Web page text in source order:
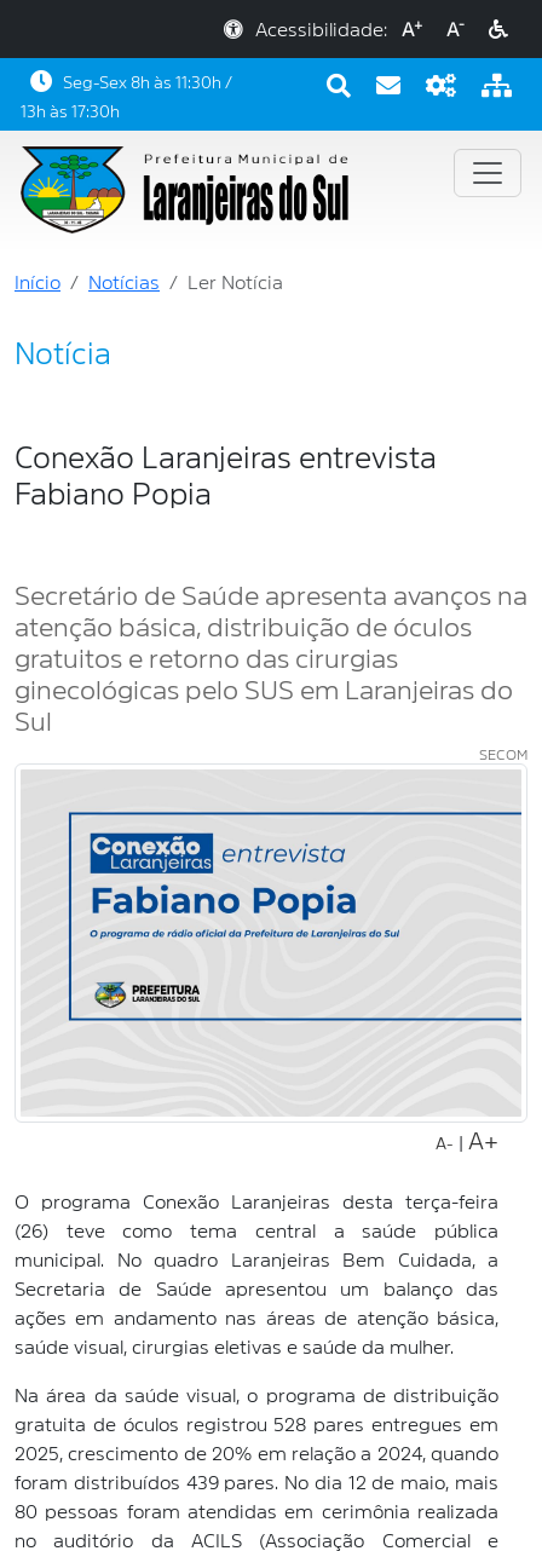
Acessibilidade: A+ A-
Seg-Sex 8h às 11:30h /
13h às 17:30h
Início Notícias Ler Notícia
Notícia
Conexão Laranjeiras entrevista
Fabiano Popia
Secretário de Saúde apresenta avanços na
atenção básica, distribuição de óculos
gratuitos e retorno das cirurgias
ginecológicas pelo SUS em Laranjeiras do
Sul
SECOM
A- A+
O programa Conexão Laranjeiras desta terça-feira
(26) teve como tema central a saúde pública
municipal. No quadro Laranjeiras Bem Cuidada, a
Secretaria de Saúde apresentou um balanço das
ações em andamento nas áreas de atenção básica,
saúde visual, cirurgias eletivas e saúde da mulher.
Na área da saúde visual, o programa de distribuição
gratuita de óculos registrou 528 pares entregues em
2025, crescimento de 20% em relação a 2024, quando
foram distribuídos 439 pares. No dia 12 de maio, mais
80 pessoas foram atendidas em cerimônia realizada
no auditório da ACILS (Associação Comercial e